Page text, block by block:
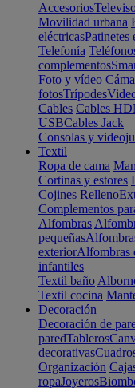
Accesorios
Movilidad urbana
eléctricasPatinetes
Telefonía
complementos
Foto y vídeo
fotosTrípodes
Cables Cables
USBCables Jack
Consolas y
Textil
Ropa de cama
Cortinas y estores
Cojines Relleno
Complementos
Alfombras
pequeñas
exteriorAlfombras
infantiles
Textil baño
Textil cocina
Decoración
Decoración de
paredTableros
decorativas
Organización
ropaJoyeros